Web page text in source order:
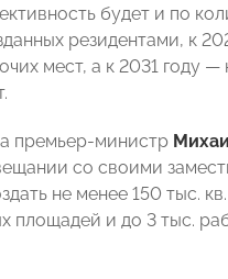
будет и по
резидентами, к
мест, а к 2031 году —
премьер-министр
со своими
не менее 150 тыс.
площадей и до 3 тыс.